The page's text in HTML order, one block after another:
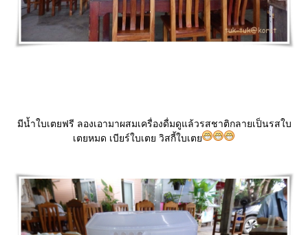
มีน้ำใบเตยฟรี ลองเอามาผสมเครื่องดื่มดูแล้วรสชาติกลายเป็นรสใบ
เตยหมด เบียร์ใบเตย วิสกี้ใบเต